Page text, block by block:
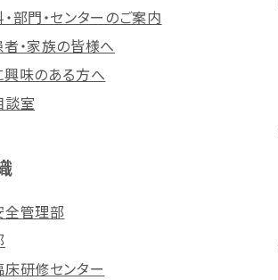
部門・センターのご案内
・家族の皆様へ
興味のある方へ
談室
全管理部
研修センター